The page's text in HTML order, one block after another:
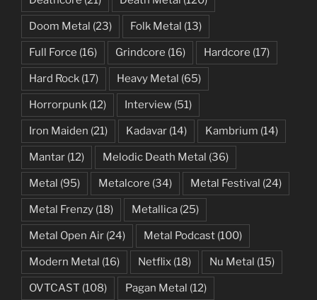
Doom Metal (23) Folk Metal (13)
Full Force (16) Grindcore (16) Hardcore (17)
Hard Rock (17) Heavy Metal (65)
Horrorpunk (12) Interview (51)
Iron Maiden (21) Kadavar (14) Kambrium (14)
Mantar (12) Melodic Death Metal (36)
Metal (95) Metalcore (34) Metal Festival (24)
Metal Frenzy (18) Metallica (25)
Metal Open Air (24) Metal Podcast (100)
Modern Metal (16) Netflix (18) Nu Metal (15)
OVTCAST (108) Pagan Metal (12)